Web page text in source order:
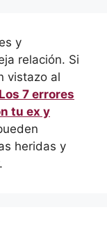
y
relación. Si
vistazo al
7 errores
tu ex y
heridas y